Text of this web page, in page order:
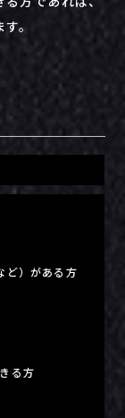
す。
ど）がある方
る方